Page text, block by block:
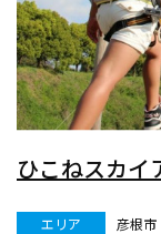
ひこねスカイ
エリア
彦根市